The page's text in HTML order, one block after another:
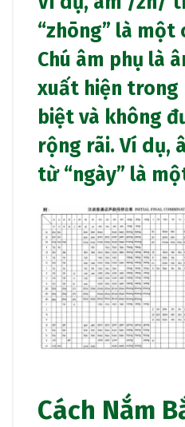
“zhōng” là một
Chú âm phụ là
xuất hiện
biệt và không
rộng rãi. Ví dụ,
từ “ngày” là
Cách Nắm